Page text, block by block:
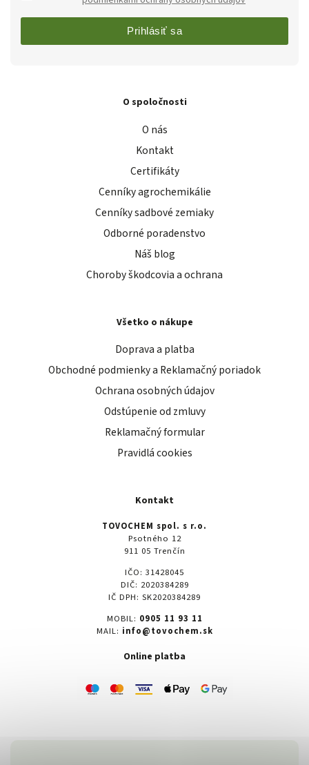
Prihlásiť sa
O spoločnosti
O nás
Kontakt
Certifikáty
Cenníky agrochemikálie
Cenníky sadbové zemiaky
Odborné poradenstvo
Náš blog
Choroby škodcovia a ochrana
Všetko o nákupe
Doprava a platba
Obchodné podmienky a Reklamačný poriadok
Ochrana osobných údajov
Odstúpenie od zmluvy
Reklamačný formular
Pravidlá cookies
Kontakt
TOVOCHEM spol. s r.o.
Psotného 12
911 05 Trenčín
IČO: 31428045
DIČ: 2020384289
IČ DPH: SK2020384289
MOBIL: 0905 11 93 11
MAIL: info@tovochem.sk
Online platba